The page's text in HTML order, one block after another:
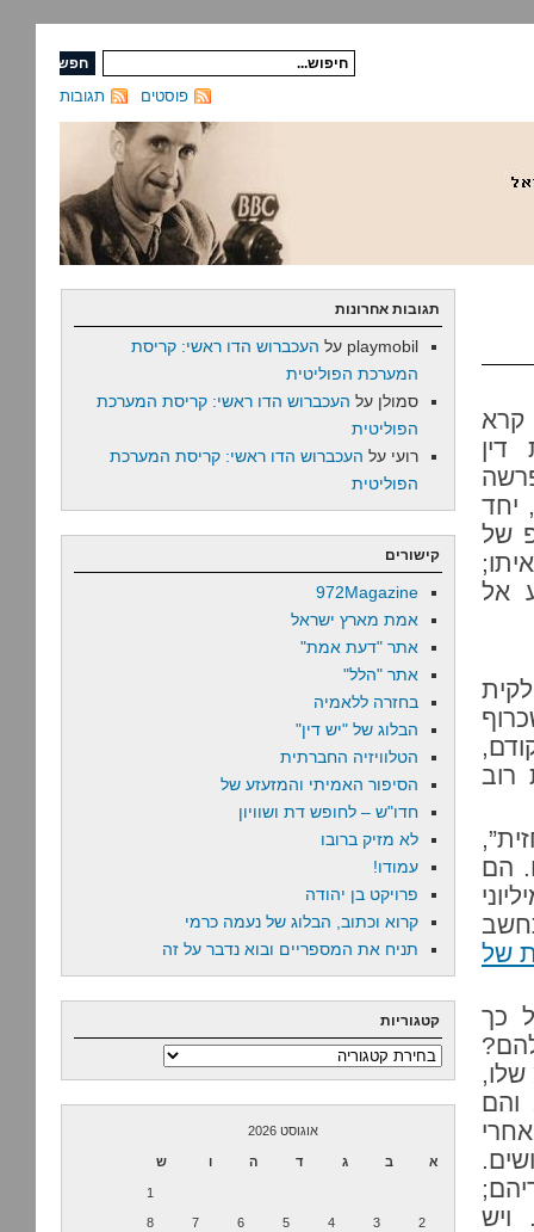
תגובות פוסטים
יחד
של
אל
רוב
הם
של
כך
והם
ויש
תגובות אחרונות
playmobil על העכברוש הדו ראשי: קריסת
המערכת הפוליטית
סמולן על העכברוש הדו ראשי: קריסת המערכת
הפוליטית
רועי על העכברוש הדו ראשי: קריסת המערכת
הפוליטית
קישורים
972Magazine
אמת מארץ ישראל
אתר "דעת אמת"
אתר "הלל"
בחזרה ללאמיה
הבלוג של "יש דין"
הטלוויזיה החברתית
הסיפור האמיתי והמזעזע של
חדו"ש – לחופש דת ושוויון
לא מזיק ברובו
עמודו!
פרויקט בן יהודה
קרוא וכתוב, הבלוג של נעמה כרמי
תניח את המספריים ובוא נדבר על זה
קטגוריות
קטגוריות
אוגוסט 2026
א ב ג ד ה ו ש
1
2
3
4
5
6
7
8